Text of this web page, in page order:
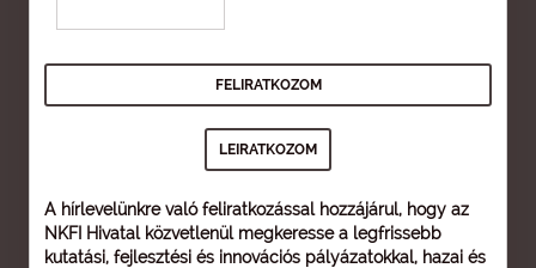
A hírlevelünkre való feliratkozással hozzájárul, hogy az
NKFI Hivatal közvetlenül megkeresse a legfrissebb
kutatási, fejlesztési és innovációs pályázatokkal, hazai és